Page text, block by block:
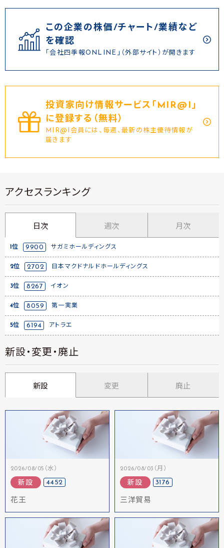
この企業の株価/チャート/業績など
を確認
「会社四季報ONLINE」（外部サイト）が開きます
投資家向け情報サービス｢MIR@I｣
に登録する（無料）
MIR@I会員には、毎週、最新の株主優待情報が
届きます
アクセスランキング
日次 週次 月次
1位 9900 サガミホールディングス
2位 2702 日本マクドナルドホールディングス
3位 8267 イオン
4位 8059 第一実業
5位 6194 アトラエ
新設・変更・廃止
新設 変更 廃止
2026/08/05（水）
新設 4452
花王
2026/08/03（月）
新設 3176
三洋貿易